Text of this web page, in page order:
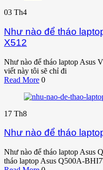
03 Th4
Như nào để tháo
X512
Như nào để tháo laptop Asus
viết này tôi sẽ chỉ đi
Read More 0
17 Th8
Như nào để tháo
Như nào để tháo laptop Asus
tháo laptop Asus Q500A-